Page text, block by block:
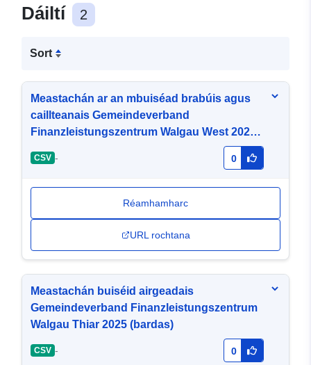
Dáiltí 2
Sort
Meastachán ar an mbuiséad brabúis agus
caillteanais Gemeindeverband
Finanzleistungszentrum Walgau West 2025
CSV - 0
Réamhamharc
URL rochtana
Meastachán buiséid airgeadais
Gemeindeverband Finanzleistungszentrum
Walgau Thiar 2025 (bardas)
CSV - 0